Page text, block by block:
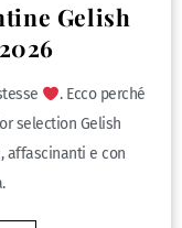
Gelish
. Ecco perché
Gelish
affascinanti e con